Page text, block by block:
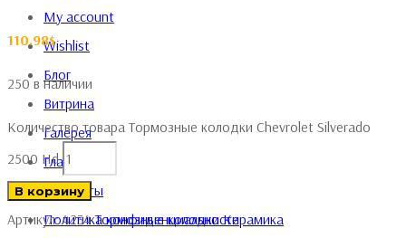
My account
Wishlist
Блог
Витрина
Галерея
Главная
Контакты
Политика конфиденциальности
110.98$
250 в наличии
Количество товара Тормозные колодки Chevrolet Silverado
2500 Hd
В корзину
Артикул:4234 Тормозные колодки Керамика